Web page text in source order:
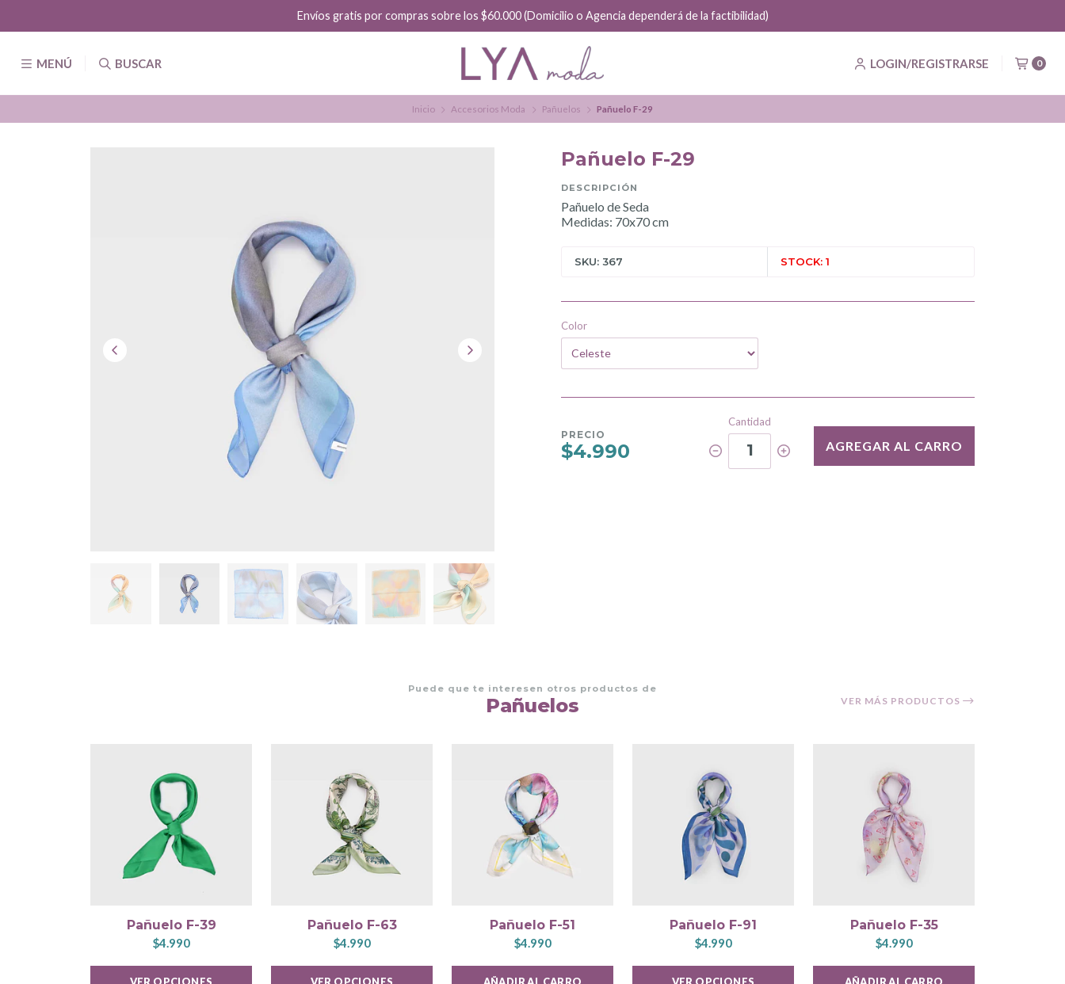
MENÚ BUSCAR LOGIN/REGISTRARSE 0
Envíos gratis por compras sobre los $60.000 (Domicilio o Agencia dependerá de la factibilidad)
Inicio Accesorios Moda Pañuelos Pañuelo F-29
Pañuelo F-29
DESCRIPCIÓN
Pañuelo de Seda
Medidas: 70x70 cm
SKU: 367 STOCK: 1
Color
PRECIO
$4.990
Cantidad
1 AGREGAR AL CARRO
Puede que te interesen otros productos de
Pañuelos VER MÁS PRODUCTOS
Pañuelo F-39
$4.990
VER OPCIONES
Pañuelo F-63
$4.990
VER OPCIONES
Pañuelo F-51
$4.990
AÑADIR AL CARRO
Pañuelo F-91
$4.990
VER OPCIONES
Pañuelo F-35
$4.990
AÑADIR AL CARRO